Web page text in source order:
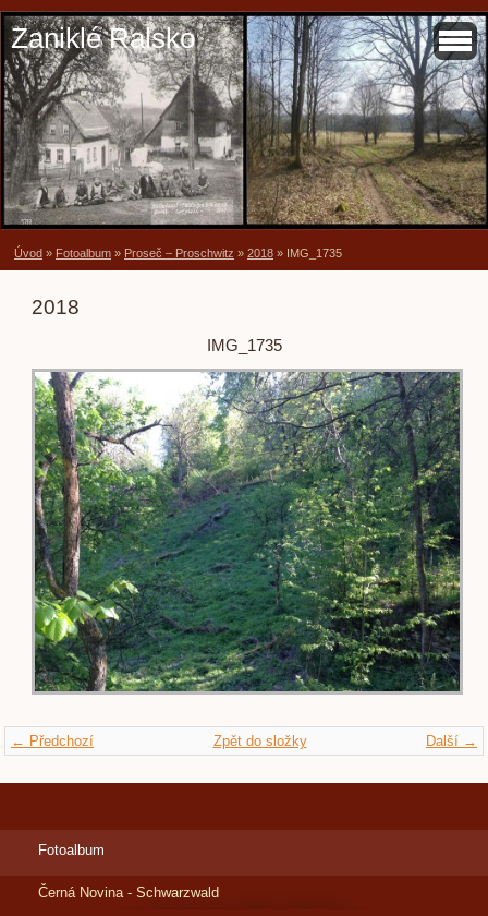
Zaniklé Ralsko
Úvod » Fotoalbum » Proseč – Proschwitz » 2018 » IMG_1735
2018
IMG_1735
← Předchozí Další →
Zpět do složky
Fotoalbum
Černá Novina - Schwarzwald